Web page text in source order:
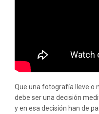
Que una fotografía lleve o
debe ser una decisión
y en esa decisión han de